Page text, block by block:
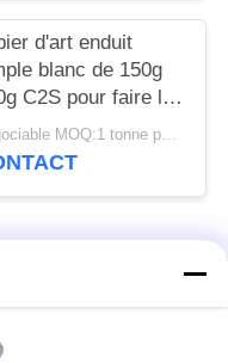
d'art enduit
blanc de 150g
C2S pour faire le
mural
Négociable MOQ:1 tonne pour la taille standard et 5 tonnes pour la taille spéciale
pain brun de